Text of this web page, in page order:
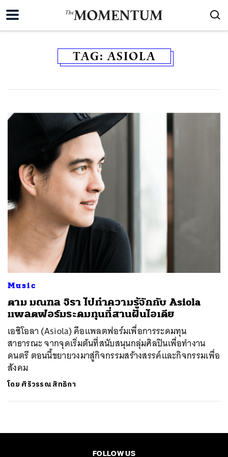
TAG:ASIOLA
Music
ตาม มณฑล จิรา ไปทำความรู้จักกับ Asiola
แพลตฟอร์มระดมทุนที่สานฝันไอเดีย
เอซิโอลา (Asiola) คือแพลตฟอร์มเพื่อการระดมทุน
สาธารณะ จากจุดเริ่มต้นที่สนับสนุนกลุ่มศิลปินเพื่อทำงาน
ดนตรี ตอนนี้ขยายวงมาสู่กิจกรรมสร้างสรรค์และกิจกรรมเพื่อ
สังคม
โดย ศิริวรรณ สิทธิกา
FOLLOW US
SHARE EMAIL